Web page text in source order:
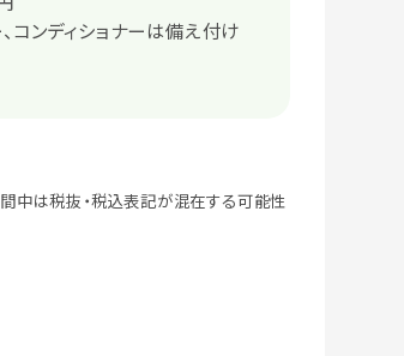
コンディショナーは備え付け
中は税抜・税込表記が混在する可能性